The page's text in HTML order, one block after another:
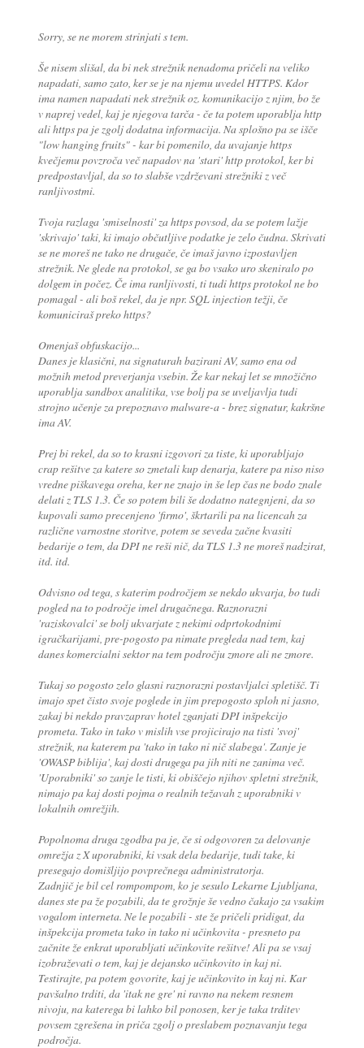
Sorry, se ne morem strinjati s tem.
Še nisem slišal, da bi nek strežnik nenadoma pričeli na veliko
napadati, samo zato, ker se je na njemu uvedel HTTPS. Kdor
ima namen napadati nek strežnik oz. komunikacijo z njim, bo že
v naprej vedel, kaj je njegova tarča - če ta potem uporablja http
ali https pa je zgolj dodatna informacija. Na splošno pa se išče
"low hanging fruits" - kar bi pomenilo, da uvajanje https
kvečjemu povzroča več napadov na 'stari' http protokol, ker bi
predpostavljal, da so to slabše vzdrževani strežniki z več
ranljivostmi.
Tvoja razlaga 'smiselnosti' za https povsod, da se potem lažje
'skrivajo' taki, ki imajo občutljive podatke je zelo čudna. Skrivati
se ne moreš ne tako ne drugače, če imaš javno izpostavljen
strežnik. Ne glede na protokol, se ga bo vsako uro skeniralo po
dolgem in počez. Če ima ranljivosti, ti tudi https protokol ne bo
pomagal - ali boš rekel, da je npr. SQL injection težji, če
komuniciraš preko https?
Omenjaš obfuskacijo...
Danes je klasični, na signaturah bazirani AV, samo ena od
možnih metod preverjanja vsebin. Že kar nekaj let se množično
uporablja sandbox analitika, vse bolj pa se uveljavlja tudi
strojno učenje za prepoznavo malware-a - brez signatur, kakršne
ima AV.
Prej bi rekel, da so to krasni izgovori za tiste, ki uporabljajo
crap rešitve za katere so zmetali kup denarja, katere pa niso niso
vredne piškavega oreha, ker ne znajo in še lep čas ne bodo znale
delati z TLS 1.3. Če so potem bili še dodatno nategnjeni, da so
kupovali samo precenjeno 'firmo', škrtarili pa na licencah za
različne varnostne storitve, potem se seveda začne kvasiti
bedarije o tem, da DPI ne reši nič, da TLS 1.3 ne moreš nadzirat,
itd. itd.
Odvisno od tega, s katerim področjem se nekdo ukvarja, bo tudi
pogled na to področje imel drugačnega. Raznorazni
'raziskovalci' se bolj ukvarjate z nekimi odprtokodnimi
igračkarijami, pre-pogosto pa nimate pregleda nad tem, kaj
danes komercialni sektor na tem področju zmore ali ne zmore.
Tukaj so pogosto zelo glasni raznorazni postavljalci spletišč. Ti
imajo spet čisto svoje poglede in jim prepogosto sploh ni jasno,
zakaj bi nekdo pravzaprav hotel zganjati DPI inšpekcijo
prometa. Tako in tako v mislih vse projicirajo na tisti 'svoj'
strežnik, na katerem pa 'tako in tako ni nič slabega'. Zanje je
'OWASP biblija', kaj dosti drugega pa jih niti ne zanima več.
'Uporabniki' so zanje le tisti, ki obiščejo njihov spletni strežnik,
nimajo pa kaj dosti pojma o realnih težavah z uporabniki v
lokalnih omrežjih.
Popolnoma druga zgodba pa je, če si odgovoren za delovanje
omrežja z X uporabniki, ki vsak dela bedarije, tudi take, ki
presegajo domišljijo povprečnega administratorja.
Zadnjič je bil cel rompompom, ko je sesulo Lekarne Ljubljana,
danes ste pa že pozabili, da te grožnje še vedno čakajo za vsakim
vogalom interneta. Ne le pozabili - ste že pričeli pridigat, da
inšpekcija prometa tako in tako ni učinkovita - presneto pa
začnite že enkrat uporabljati učinkovite rešitve! Ali pa se vsaj
izobraževati o tem, kaj je dejansko učinkovito in kaj ni.
Testirajte, pa potem govorite, kaj je učinkovito in kaj ni. Kar
pavšalno trditi, da 'itak ne gre' ni ravno na nekem resnem
nivoju, na katerega bi lahko bil ponosen, ker je taka trditev
povsem zgrešena in priča zgolj o preslabem poznavanju tega
področja.